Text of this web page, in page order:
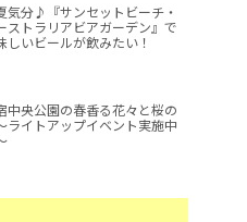
気分♪『サンセットビーチ・
ストラリアビアガーデン』で
しいビールが飲みたい！
中央公園の春香る花々と桜の
ライトアップイベント実施中